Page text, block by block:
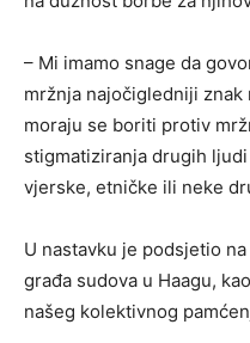
– Mi imamo snage da
mržnja najočigledniji
moraju se boriti protiv
stigmatiziranja drugih
vjerske, etničke ili neke
U nastavku je podsjetio
građa sudova u Haagu,
našeg kolektivnog